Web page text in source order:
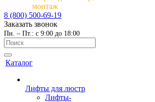
монтаж
8 (800) 500-69-19
Заказать звонок
Пн. – Пт.: с 9:00 до 18:00
Каталог
Лифты для люстр
Лифты-